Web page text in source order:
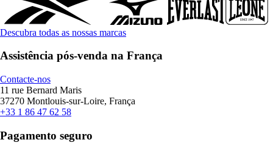
Descubra todas as nossas marcas
Assistência pós-venda na França
Contacte-nos
11 rue Bernard Maris
37270 Montlouis-sur-Loire, França
+33 1 86 47 62 58
Pagamento seguro